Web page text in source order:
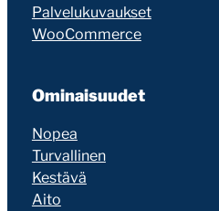
Palvelukuvaukset
WooCommerce
Ominaisuudet
Nopea
Turvallinen
Kestävä
Aito